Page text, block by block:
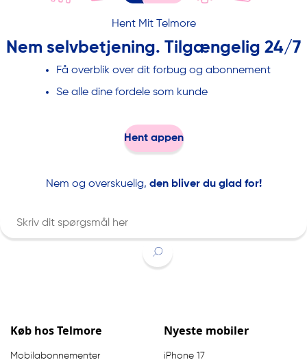
Hent Mit Telmore
Nem selvbetjening. Tilgængelig 24/7
Få overblik over dit forbug og abonnement
Se alle dine fordele som kunde
Hent appen
Nem og overskuelig, den bliver du glad for!
Køb hos Telmore
Mobilabonnementer
Nyeste mobiler
iPhone 17